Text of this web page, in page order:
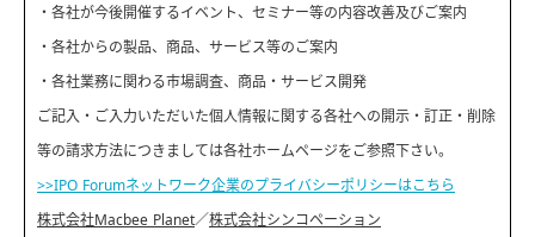
・各社が今後開催するイベント、セミナー等の内容改善及びご案内
・各社からの製品、商品、サービス等のご案内
・各社業務に関わる市場調査、商品・サービス開発
ご記入・ご入力いただいた個人情報に関する各社への開示・訂正・削除
等の請求方法につきましては各社ホームページをご参照下さい。
>>IPO Forumネットワーク企業のプライバシーポリシーはこちら
株式会社Macbee Planet／株式会社シンコペーション